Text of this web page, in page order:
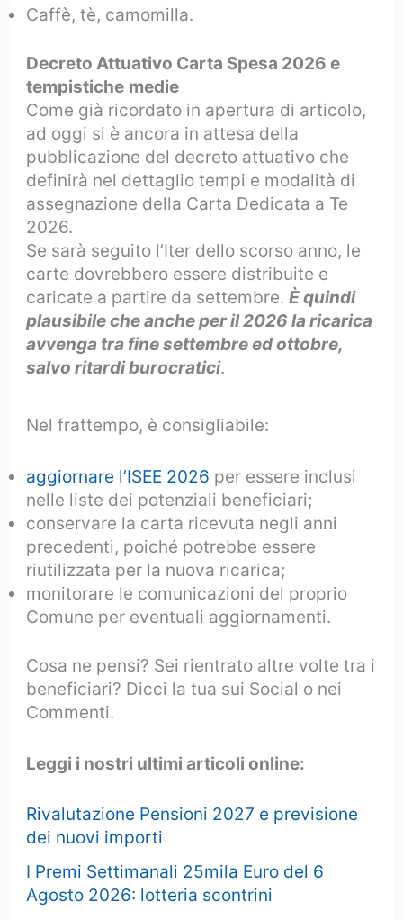
Caffè, tè, camomilla.
Decreto Attuativo Carta Spesa 2026 e
tempistiche medie
Come già ricordato in apertura di articolo,
ad oggi si è ancora in attesa della
pubblicazione del decreto attuativo che
definirà nel dettaglio tempi e modalità di
assegnazione della Carta Dedicata a Te
2026.
Se sarà seguito l’Iter dello scorso anno, le
carte dovrebbero essere distribuite e
caricate a partire da settembre.È quindi
plausibile che anche per il 2026 la ricarica
avvenga tra fine settembre ed ottobre,
salvo ritardi burocratici.
Nel frattempo, è consigliabile:
aggiornare l’ISEE 2026 per essere inclusi
nelle liste dei potenziali beneficiari;
conservare la carta ricevuta negli anni
precedenti, poiché potrebbe essere
riutilizzata per la nuova ricarica;
monitorare le comunicazioni del proprio
Comune per eventuali aggiornamenti.
Cosa ne pensi? Sei rientrato altre volte tra i
beneficiari? Dicci la tua sui Social o nei
Commenti.
Leggi i nostri ultimi articoli online:
Rivalutazione Pensioni 2027 e previsione
dei nuovi importi
I Premi Settimanali 25mila Euro del 6
Agosto 2026: lotteria scontrini